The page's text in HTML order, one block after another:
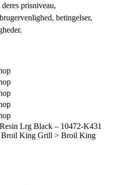
prisniveau,
betingelser,
Lrg Black – 10472-K431
King Grill > Broil King